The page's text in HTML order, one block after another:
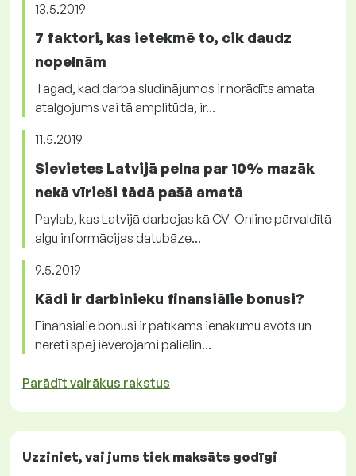
13.5.2019
7 faktori, kas ietekmē to, cik daudz
nopelnām
Tagad, kad darba sludinājumos ir norādīts amata
atalgojums vai tā amplitūda, ir...
11.5.2019
Sievietes Latvijā pelna par 10% mazāk
nekā vīrieši tādā pašā amatā
Paylab, kas Latvijā darbojas kā CV-Online pārvaldītā
algu informācijas datubāze...
9.5.2019
Kādi ir darbinieku finansiālie bonusi?
Finansiālie bonusi ir patīkams ienākumu avots un
nereti spēj ievērojami palielin...
Parādīt vairākus rakstus
Uzziniet, vai jums tiek maksāts godīgi